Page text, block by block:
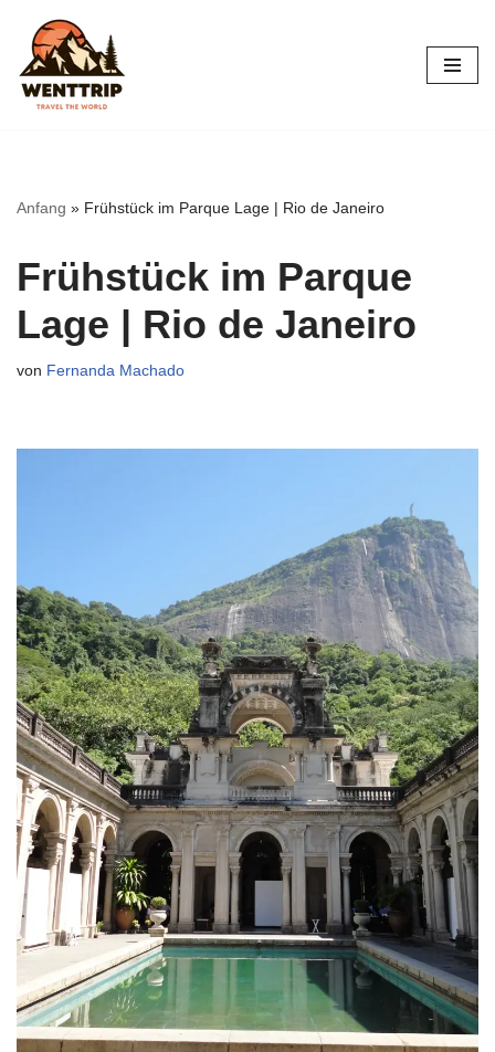
Zum
Inhalt
springen
Anfang » Frühstück im Parque Lage | Rio de Janeiro
Frühstück im Parque
Lage | Rio de Janeiro
von Fernanda Machado